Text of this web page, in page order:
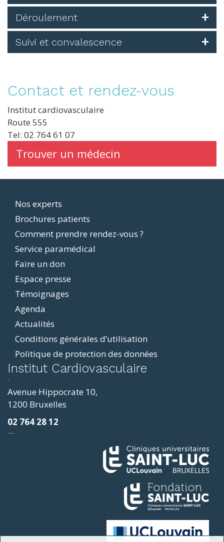
Déroulement
Suivi et convalescence
Contact et rendez-vous
Institut cardiovasculaire
Route 555
Tel: 02 764 61 07
Trouver un médecin
Footer
menu
Nos experts
Brochures patients
Comment prendre rendez-vous ?
Service paramédical
Faire un don
Espace presse
Témoignages
Agenda
Actualités
Conditions générales d’utilisation
Politique de protection des données
Institut Cardiovasculaire
Avenue Hippocrate 10,
1200 Bruxelles
02 764 28 12